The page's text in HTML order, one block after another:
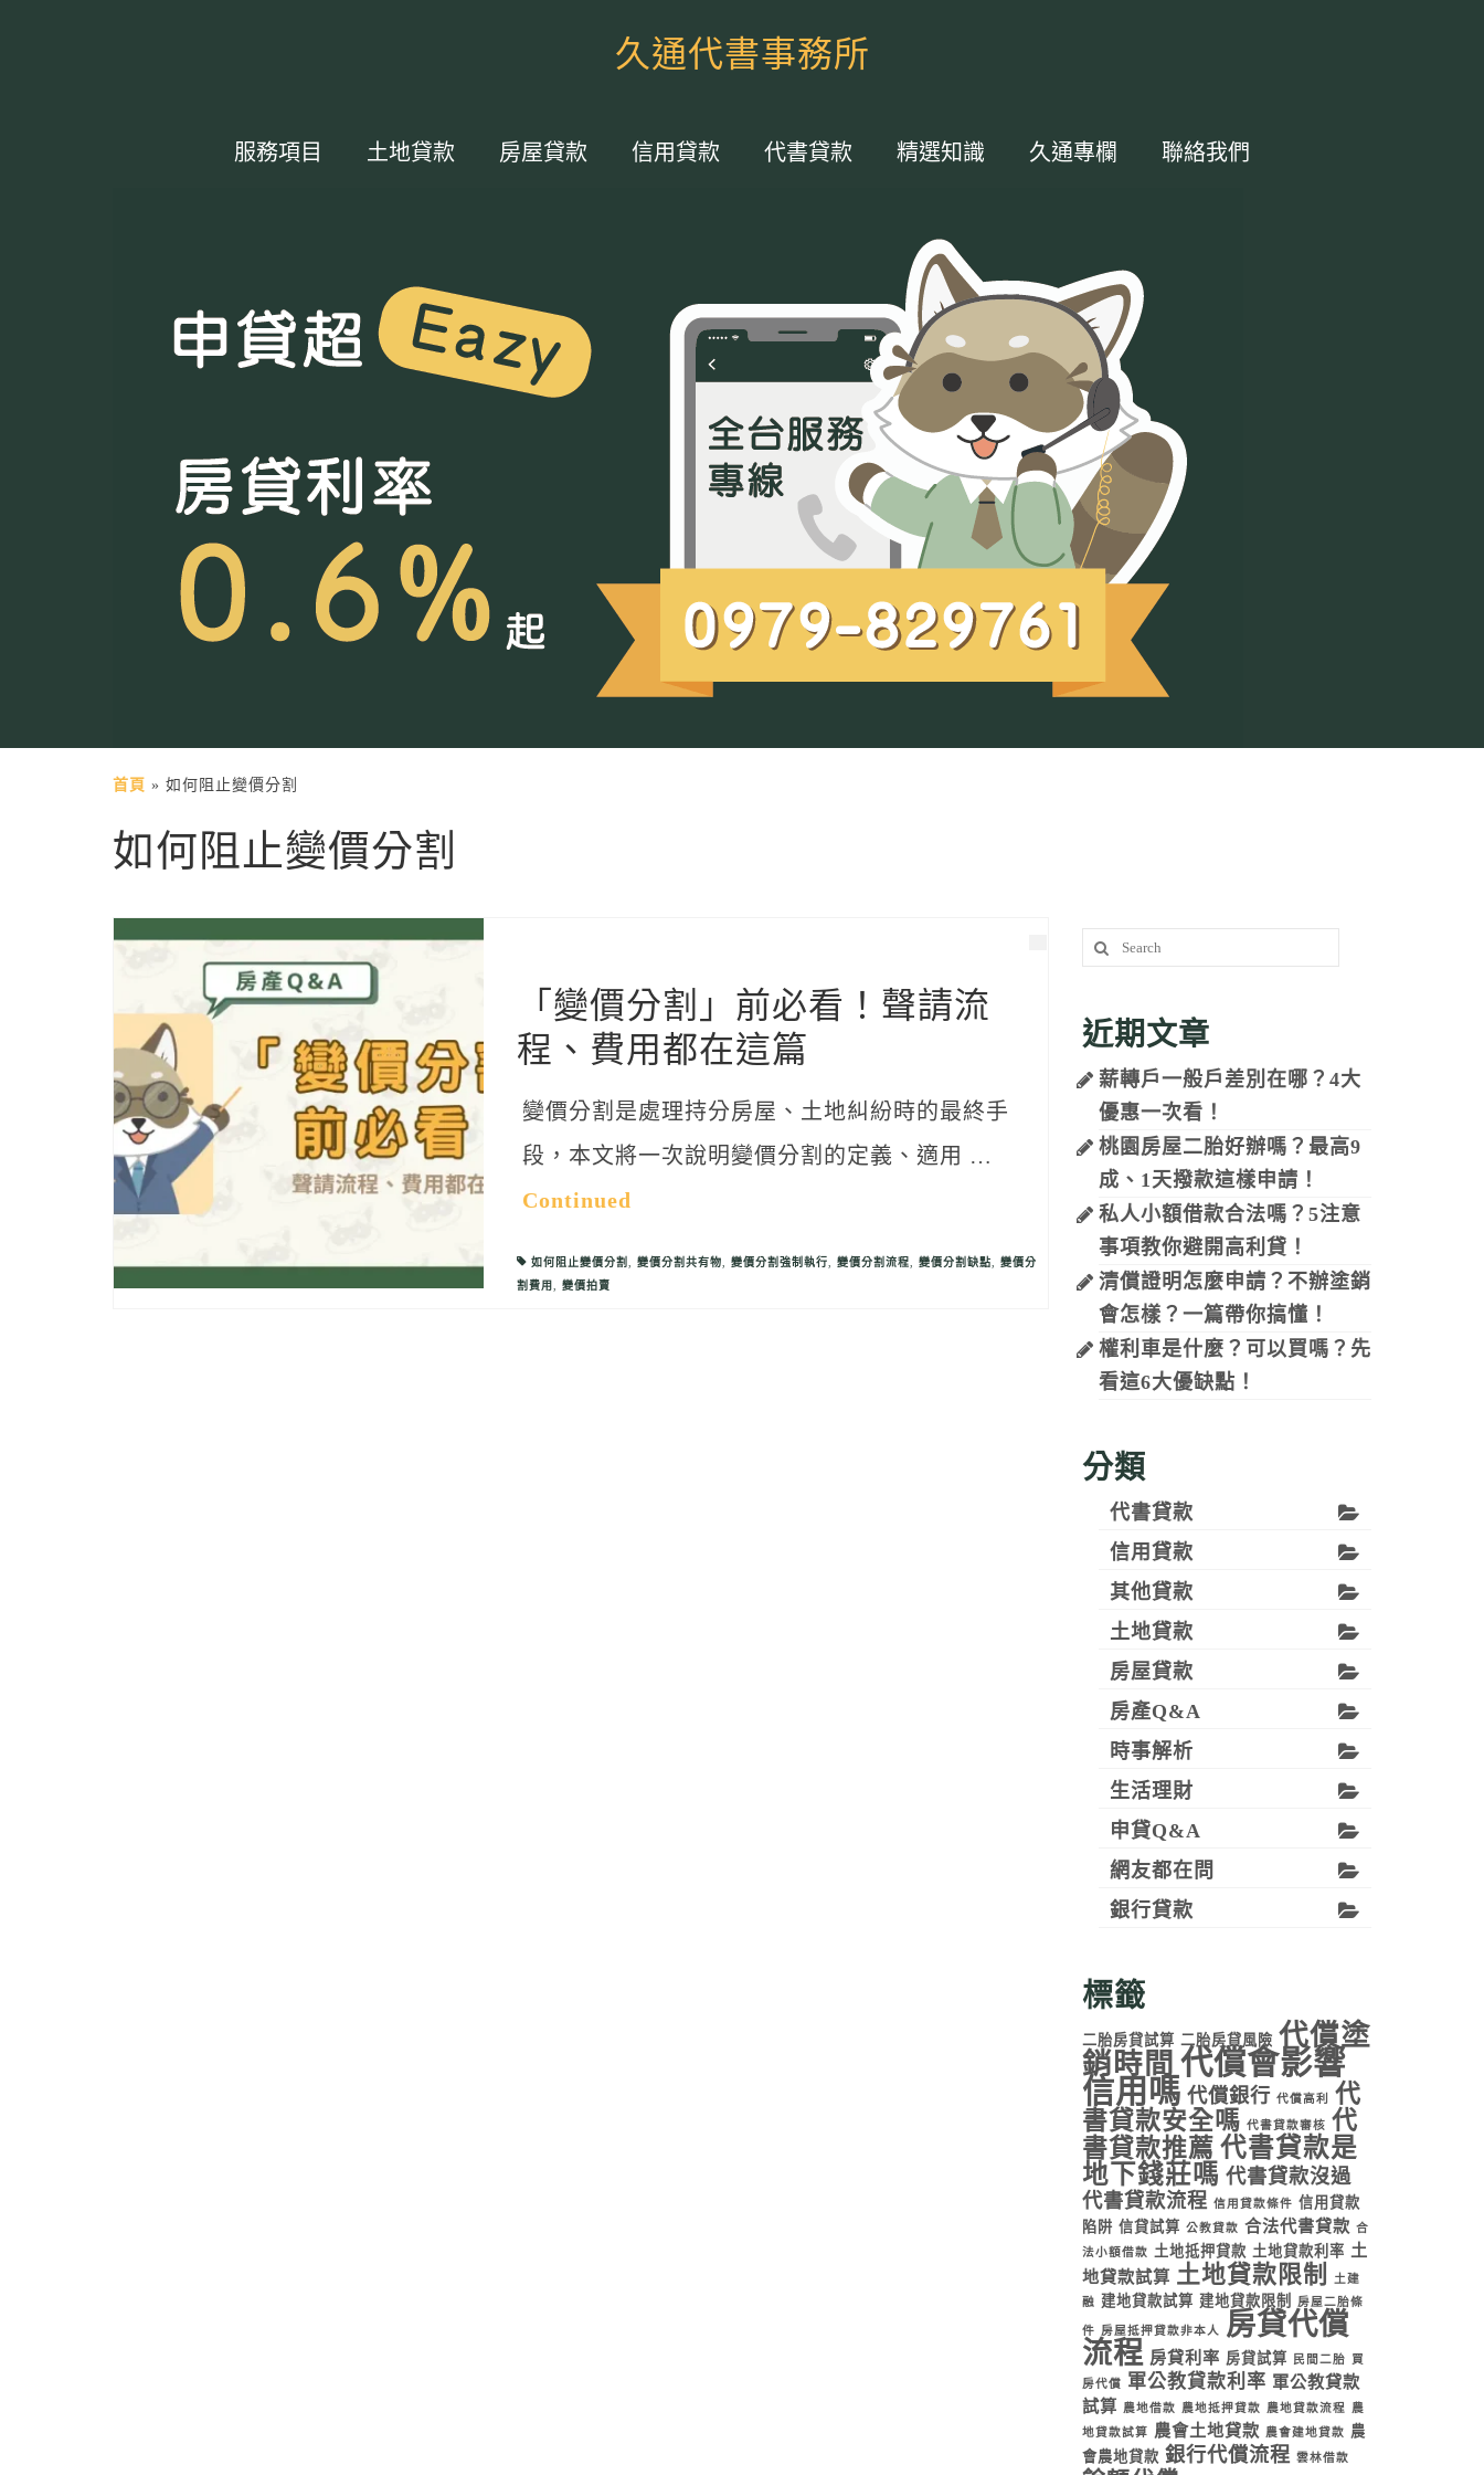
久通代書事務所
服務項目 土地貸款 房屋貸款 信用貸款 代書貸款 精選知識 久通專欄 聯絡我們
首頁 » 如何阻止變價分割
如何阻止變價分割
「變價分割」前必看！聲請流
程、費用都在這篇
變價分割是處理持分房屋、土地糾紛時的最終手
段，本文將一次說明變價分割的定義、適用 …
Continued
如何阻止變價分割 , 變價分割共有物, 變價分割強制執行, 變價分割流程, 變價分割缺點, 變價分
割費用, 變價拍賣
Search
for:
近期文章
薪轉戶一般戶差別在哪？4大
優惠一次看！
桃園房屋二胎好辦嗎？最高9
成、1天撥款這樣申請！
私人小額借款合法嗎？5注意
事項教你避開高利貸！
清償證明怎麼申請？不辦塗銷
會怎樣？一篇帶你搞懂！
權利車是什麼？可以買嗎？先
看這6大優缺點！
分類
代書貸款
信用貸款
其他貸款
土地貸款
房屋貸款
房產Q&A
時事解析
生活理財
申貸Q&A
網友都在問
銀行貸款
標籤
二胎房貸試算 二胎房貸風險 代償塗
銷時間 代償會影響
信用嗎 代償銀行 代償高利
代
書貸款安全嗎 代書貸款審核 代
書貸款推薦 代書貸款是
地下錢莊嗎 代書貸款沒過
代書貸款流程 信用貸款條件 信用貸款
陷阱 信貸試算 公教貸款 合法代書貸款 合
法小額借款 土地抵押貸款 土地貸款利率 土
地貸款試算 土地貸款限制
土建
融
建地貸款試算 建地貸款限制 房屋二胎條
件 房屋抵押貸款非本人
房貸代償
流程 房貸利率 房貸試算 民間二胎
買
房代償
軍公教貸款利率 軍公教貸款
試算
農地借款 農地抵押貸款 農地貸款流程
農
地貸款試算
農會土地貸款 農會建地貸款
農
會農地貸款 銀行代償流程 雲林借款